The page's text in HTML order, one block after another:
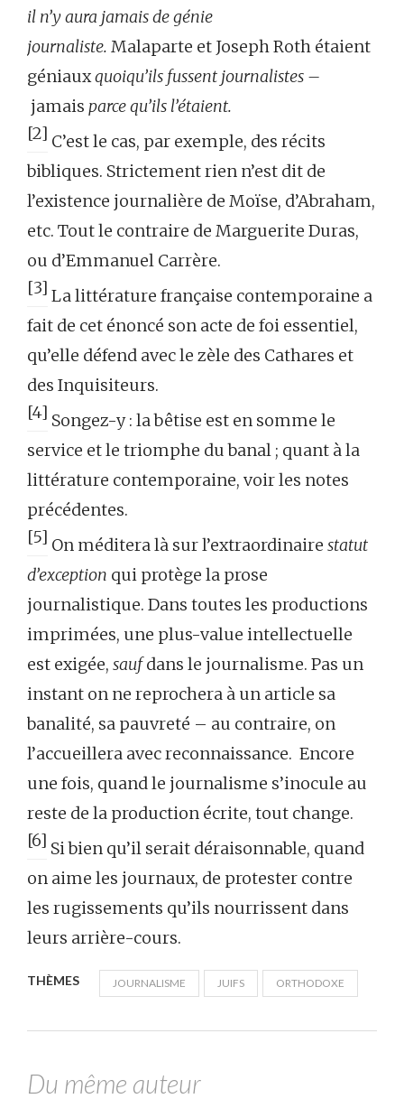
il n’y aura jamais de génie
journaliste. Malaparte et Joseph Roth étaient
géniauxquoiqu’ils fussent journalistes –
jamais parce qu’ils l’étaient.
[2] C’est le cas, par exemple, des récits
bibliques. Strictement rien n’est dit de
l’existence journalière de Moïse, d’Abraham,
etc. Tout le contraire de Marguerite Duras,
ou d’Emmanuel Carrère.
[3] La littérature française contemporaine a
fait de cet énoncé son acte de foi essentiel,
qu’elle défend avec le zèle des Cathares et
des Inquisiteurs.
[4] Songez-y : la bêtise est en somme le
service et le triomphe du banal ; quant à la
littérature contemporaine, voir les notes
précédentes.
[5] On méditera là sur l’extraordinaire statut
d’exception qui protège la prose
journalistique. Dans toutes les productions
imprimées, une plus-value intellectuelle
est exigée, saufdans le journalisme. Pas un
instant on ne reprochera à un article sa
banalité, sa pauvreté – au contraire, on
l’accueillera avec reconnaissance. Encore
une fois, quand le journalisme s’inocule au
reste de la production écrite, tout change.
[6] Si bien qu’il serait déraisonnable, quand
on aime les journaux, de protester contre
les rugissements qu’ils nourrissent dans
leurs arrière-cours.
THÈMES JOURNALISME JUIFS ORTHODOXE
Du même auteur